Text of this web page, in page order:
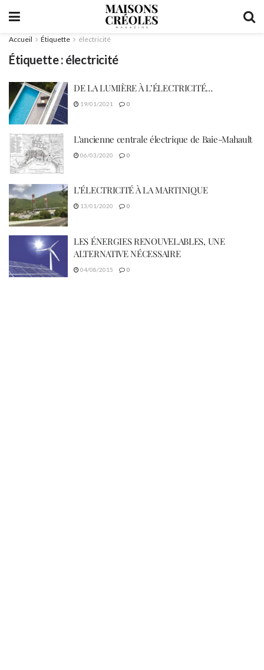
Accueil Étiquette électricité
Étiquette : électricité
DE LA LUMIÈRE À L’ÉLECTRICITÉ…
19/01/2021 0
L’ancienne centrale électrique de Baie-Mahault
06/03/2020 0
L’ÉLECTRICITÉ À LA MARTINIQUE
13/01/2020 0
LES ÉNERGIES RENOUVELABLES, UNE
ALTERNATIVE NÉCESSAIRE
04/08/2015 0